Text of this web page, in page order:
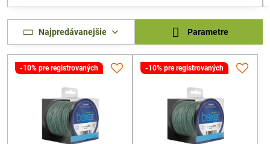
Najpredávanejšie Parametre
-10% pre registrovaných -10% pre registrovaných